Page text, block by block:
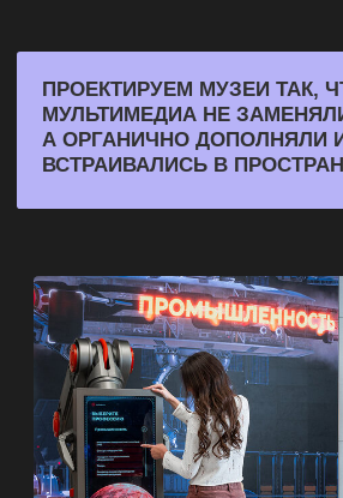
ЦЕНТР
ПРАКТИЧЕСКОГО
ОБУЧЕНИЯ